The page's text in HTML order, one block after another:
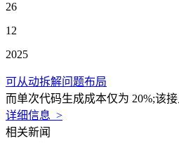
26
12
2025
可从动拆解问题布局
而单次代码生成成本仅为 20%;该
详细信息 >
相关新闻